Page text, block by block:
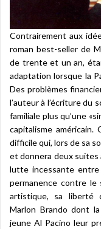
Contrairement aux
roman best-seller de
de trente et un an,
adaptation lorsque la
Des problèmes
l’auteur à l’écriture du
familiale plus qu’une
capitalisme américain.
difficile qui, lors de sa
et donnera deux suites
lutte incessante entre
permanence contre
artistique, sa liberté
Marlon Brando dont
jeune Al Pacino leur